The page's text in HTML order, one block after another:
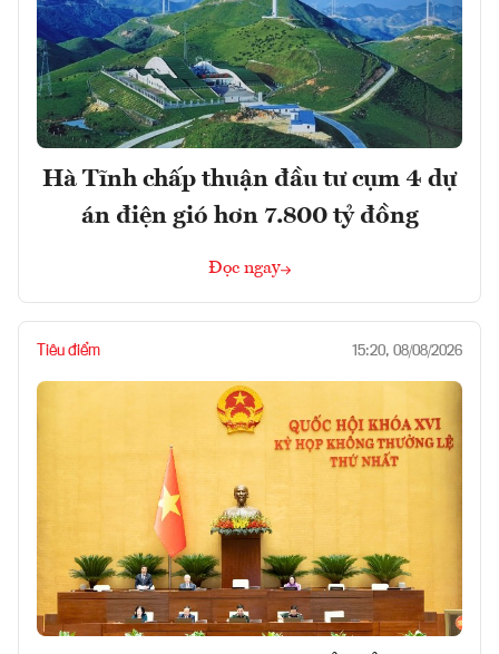
Hà Tĩnh chấp thuận đầu tư cụm 4 dự
án điện gió hơn 7.800 tỷ đồng
Đọc ngay
Tiêu điểm 15:20, 08/08/2026